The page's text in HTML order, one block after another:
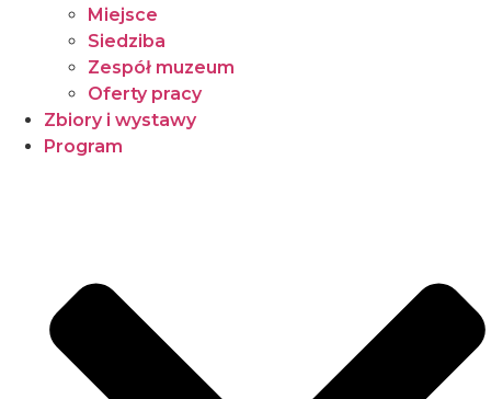
Miejsce
Siedziba
Zespół muzeum
Oferty pracy
Zbiory i wystawy
Program